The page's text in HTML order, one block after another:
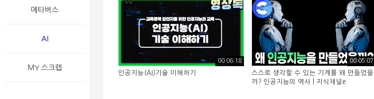
메타버스
AI
MY 스크랩
00:06:18
인공지능(AI)기술 이해하기
00:05:07
스스로 생각할 수 있는 기계를 왜 만들었을
까? 인공지능의 역사 | 지식채널e